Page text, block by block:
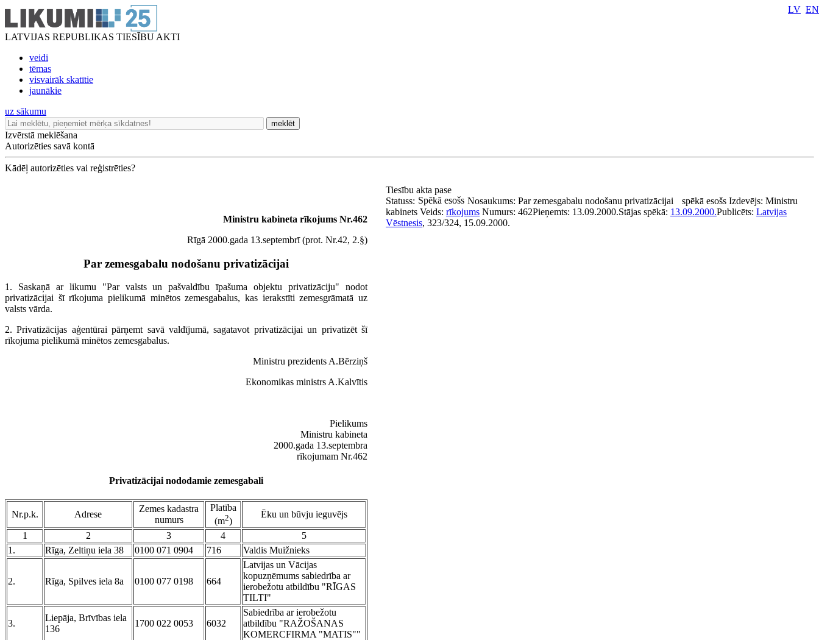
LATVIJAS REPUBLIKAS TIESĪBU AKTI
veidi
tēmas
visvairāk skatītie
jaunākie
LV EN
uz sākumu
meklēt
Izvērstā meklēšana
Autorizēties savā kontā
Kādēļ autorizēties vai reģistrēties?
Ministru kabineta rīkojums Nr.462
Rīgā 2000.gada 13.septembrī (prot. Nr.42, 2.§)
Par zemesgabalu nodošanu privatizācijai
1. Saskaņā ar likumu "Par valsts un pašvaldību īpašuma objektu privatizāciju" nodot
privatizācijai šī rīkojuma pielikumā minētos zemesgabalus, kas ierakstīti zemesgrāmatā uz
valsts vārda.
2. Privatizācijas aģentūrai pārņemt savā valdījumā, sagatavot privatizācijai un privatizēt šī
rīkojuma pielikumā minētos zemesgabalus.
Ministru prezidents A.Bērziņš
Ekonomikas ministrs A.Kalvītis
Pielikums
Ministru kabineta
2000.gada 13.septembra
rīkojumam Nr.462
Privatizācijai nododamie zemesgabali
Nr.p.k. Adrese
Zemes kadastra
numurs
Platība
(m2)
Ēku un būvju ieguvējs
1 2 3 4
5
1.
Rīga, Zeltiņu iela 38 0100 071 0904 716 Valdis Muižnieks
2. Rīga, Spilves iela 8a 0100 077 0198 664
Latvijas un Vācijas
kopuzņēmums sabiedrība ar
ierobežotu atbildību "RĪGAS
TILTI"
3.
Liepāja, Brīvības iela
136
1700 022 0053 6032
Sabiedrība ar ierobežotu
atbildību "RAŽOŠANAS
KOMERCFIRMA "MATIS""
Tiesību akta pase
Nosaukums: Par zemesgabalu nodošanu privatizācijai
Statuss: Spēkā esošs spēkā esošs Izdevējs: Ministru
kabinets Veids: rīkojums Numurs: 462Pieņemts: 13.09.2000.Stājas spēkā: 13.09.2000.Publicēts: Latvijas
Vēstnesis, 323/324, 15.09.2000.